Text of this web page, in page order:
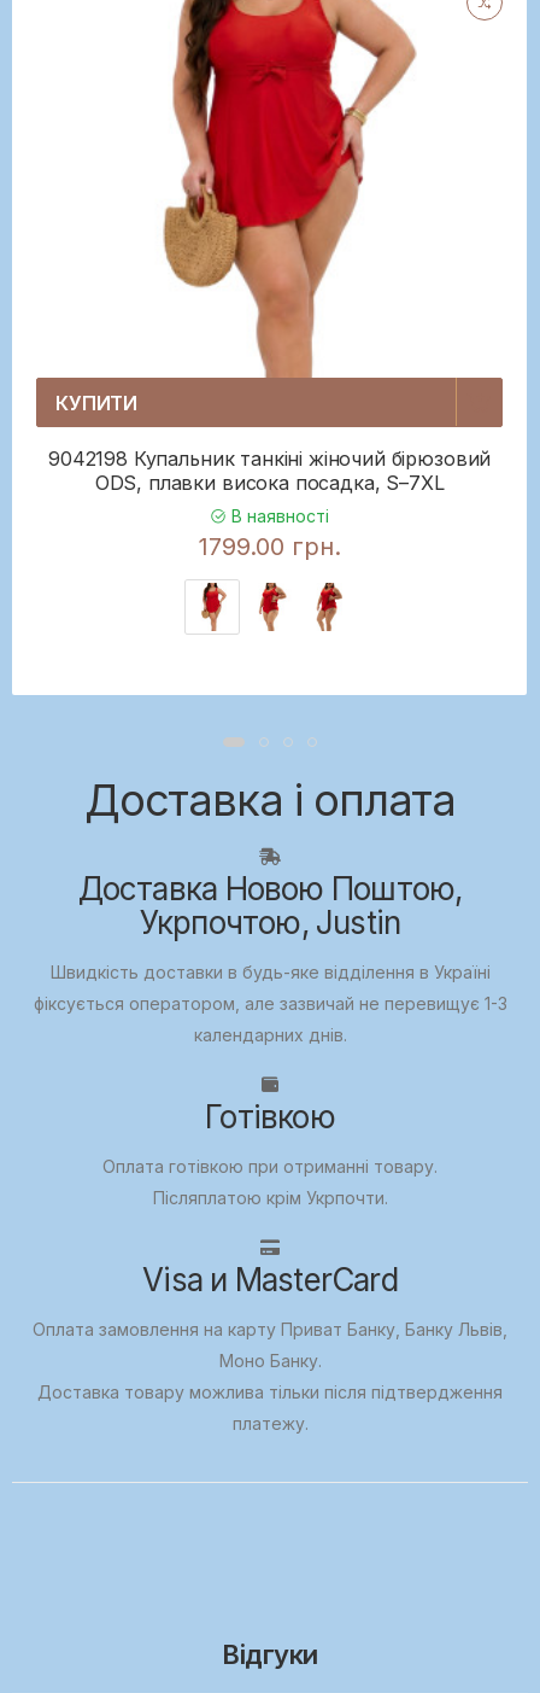
КУПИТИ
9042198 Купальник танкіні жіночий бірюзовий
ODS, плавки висока посадка, S–7XL
В наявності
1799.00 грн.
Доставка і оплата
Доставка Новою Поштою,
Укрпочтою, Justin
Швидкість доставки в будь-яке відділення в Україні
фіксується оператором, але зазвичай не перевищує 1-3
календарних днів.
Готівкою
Оплата готівкою при отриманні товару.
Післяплатою крім Укрпочти.
Visa и MasterCard
Оплата замовлення на карту Приват Банку, Банку Львів,
Моно Банку.
Доставка товару можлива тільки після підтвердження
платежу.
Відгуки